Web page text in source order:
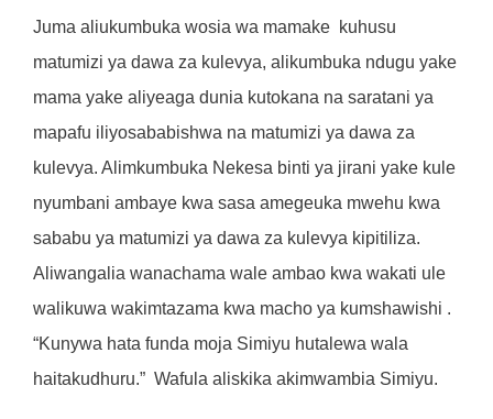
Juma aliukumbuka wosia wa mamake kuhusu
matumizi ya dawa za kulevya, alikumbuka ndugu yake
mama yake aliyeaga dunia kutokana na saratani ya
mapafu iliyosababishwa na matumizi ya dawa za
kulevya. Alimkumbuka Nekesa binti ya jirani yake kule
nyumbani ambaye kwa sasa amegeuka mwehu kwa
sababu ya matumizi ya dawa za kulevya kipitiliza.
Aliwangalia wanachama wale ambao kwa wakati ule
walikuwa wakimtazama kwa macho ya kumshawishi .
“Kunywa hata funda moja Simiyu hutalewa wala
haitakudhuru.” Wafula aliskika akimwambia Simiyu.